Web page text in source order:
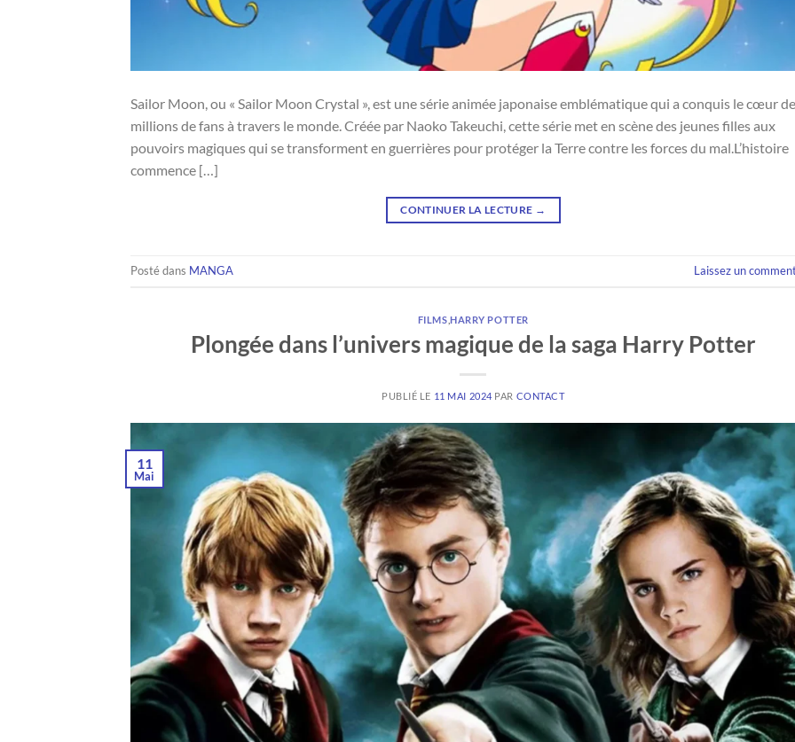
Sailor Moon, ou « Sailor Moon Crystal », est une série animée japonaise emblématique qui a conquis le cœur de
millions de fans à travers le monde. Créée par Naoko Takeuchi, cette série met en scène des jeunes filles aux
pouvoirs magiques qui se transforment en guerrières pour protéger la Terre contre les forces du mal.L’histoire
commence […]
CONTINUER LA LECTURE →
Posté dans MANGA Laissez un
FILMS ,HARRY POTTER
Plongée dans l’univers magique de la saga Harry Potter
PUBLIÉ LE 11 MAI 2024 PAR CONTACT
11
Mai